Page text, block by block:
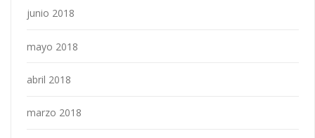
junio 2018
mayo 2018
abril 2018
marzo 2018